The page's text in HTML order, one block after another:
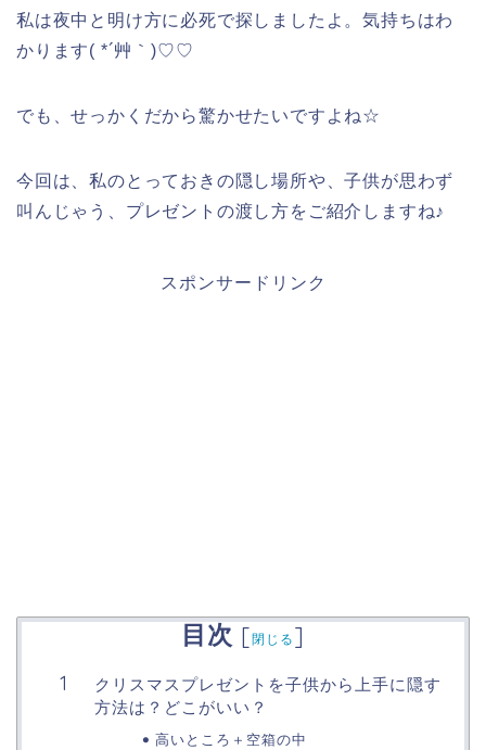
私は夜中と明け方に必死で探しましたよ。気持ちはわ
かります( *´艸｀)♡♡
でも、せっかくだから驚かせたいですよね☆
今回は、私のとっておきの隠し場所や、子供が思わず
叫んじゃう、プレゼントの渡し方をご紹介しますね♪
スポンサードリンク
目次 [閉じる ]
クリスマスプレゼントを子供から上手に隠す
方法は？どこがいい？
高いところ＋空箱の中